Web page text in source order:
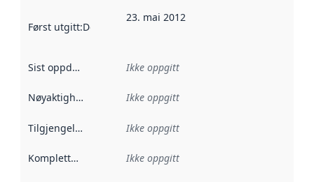
Først utgitt:Denne datoen sier når dataene i dette
23. mai 2012
Sist oppdatert Ikke oppgitt
Nøyaktighet Ikke oppgitt
Tilgjengelighet Ikke oppgitt
Kompletthet Ikke oppgitt